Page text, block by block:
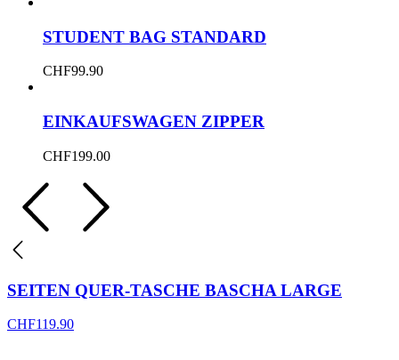
STUDENT BAG STANDARD
CHF99.90
EINKAUFSWAGEN ZIPPER
CHF199.00
SEITEN QUER-TASCHE BASCHA LARGE
CHF119.90